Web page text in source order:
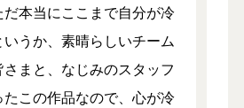
本当にここまで自分が冷
うか、素晴らしいチーム
まと、なじみのスタッフ
この作品なので、心が冷